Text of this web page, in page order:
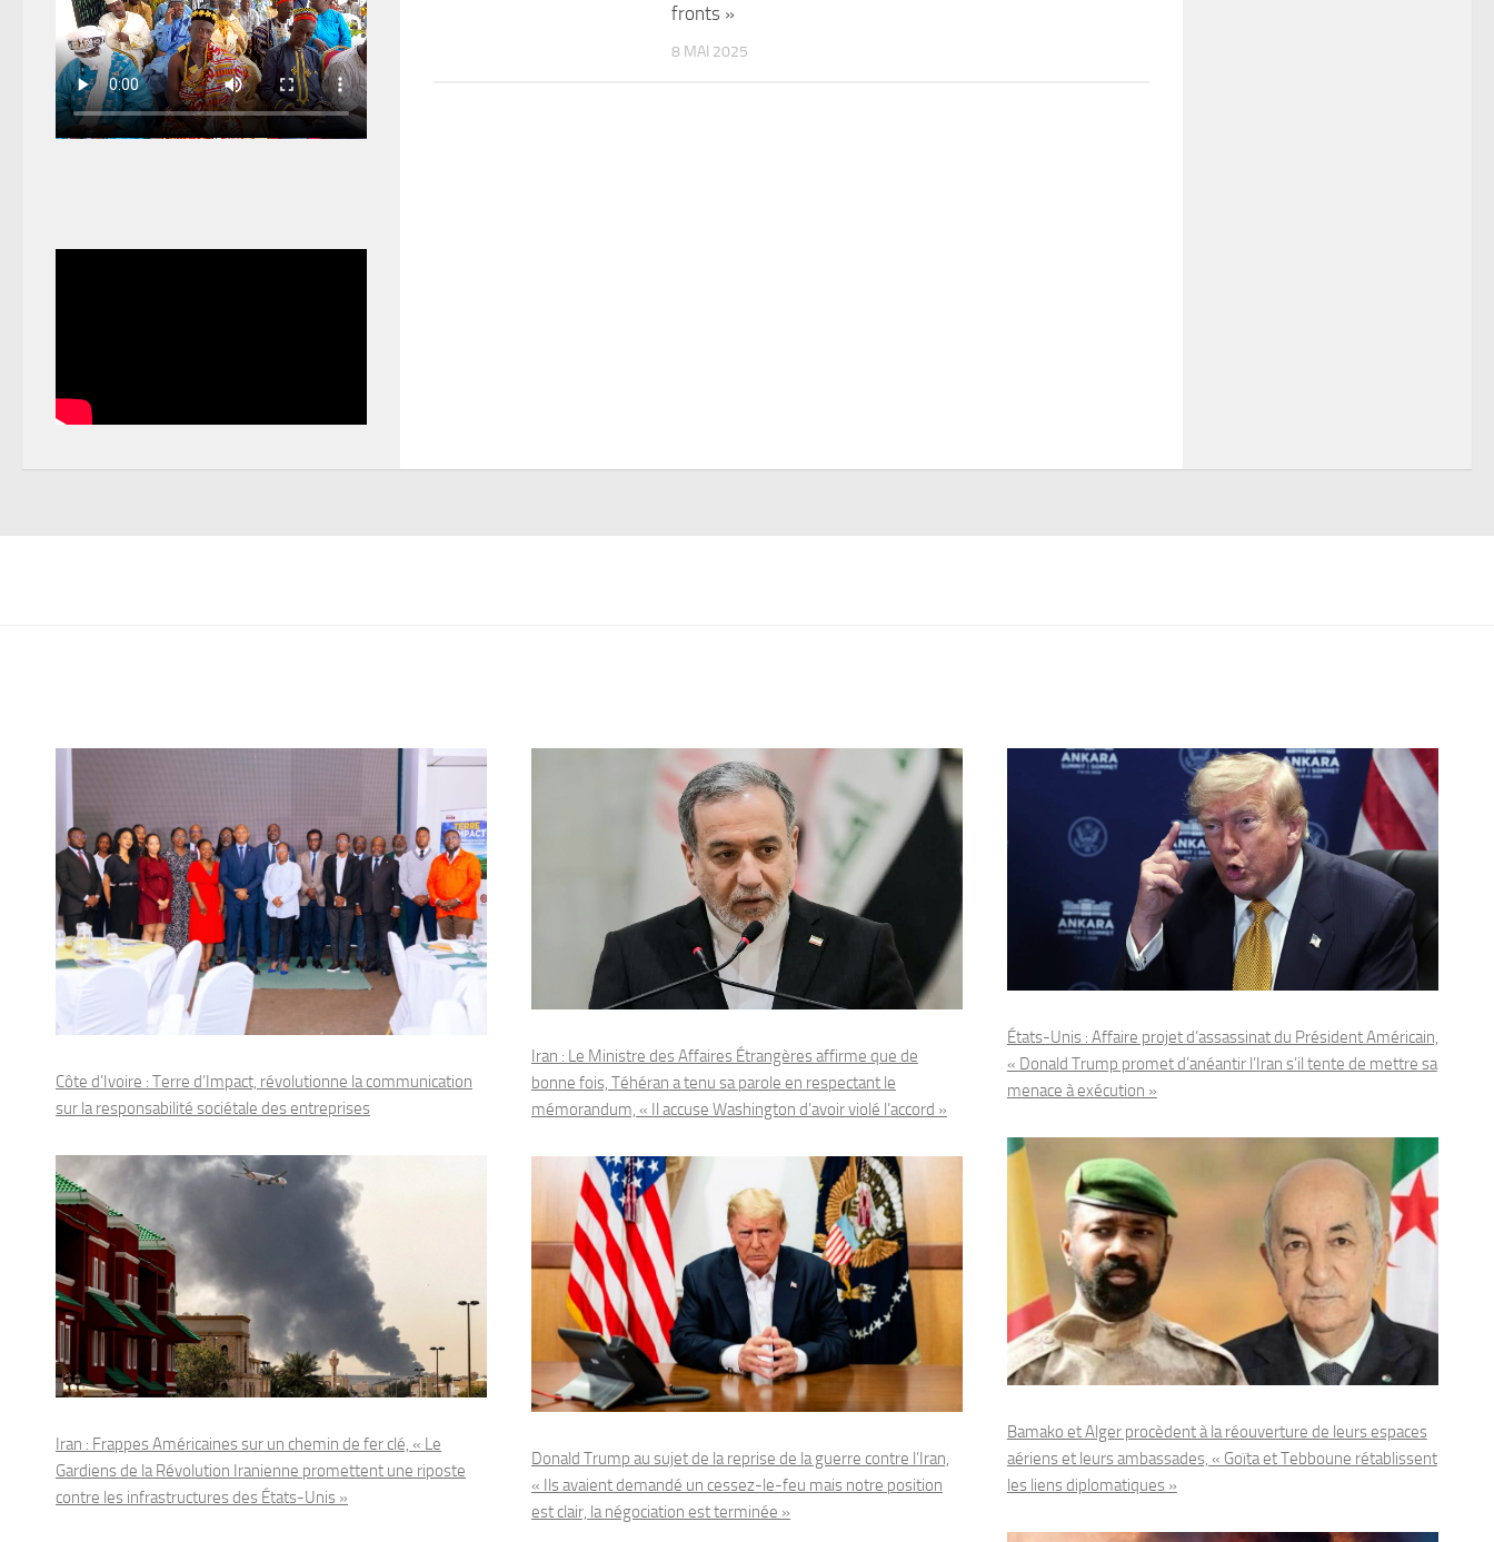
fronts »
8 MAI 2025
Côte d’Ivoire : Terre d’Impact, révolutionne la communication
sur la responsabilité sociétale des entreprises
Iran : Frappes Américaines sur un chemin de fer clé, « Le
Gardiens de la Révolution Iranienne promettent une riposte
contre les infrastructures des États-Unis »
Iran : Le Ministre des Affaires Étrangères affirme que de
bonne fois, Téhéran a tenu sa parole en respectant le
mémorandum, « Il accuse Washington d’avoir violé l’accord »
Donald Trump au sujet de la reprise de la guerre contre l’Iran,
« Ils avaient demandé un cessez-le-feu mais notre position
est clair, la négociation est terminée »
États-Unis : Affaire projet d’assassinat du Président Américain,
« Donald Trump promet d’anéantir l’Iran s’il tente de mettre sa
menace à exécution »
Bamako et Alger procèdent à la réouverture de leurs espaces
aériens et leurs ambassades, « Goïta et Tebboune rétablissent
les liens diplomatiques »